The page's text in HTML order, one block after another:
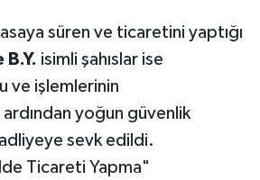
süren ve ticaretini yaptığı
B.Y. isimli şahıslar ise
ve işlemlerinin
ardından yoğun güvenlik
sevk edildi.
Ticareti Yapma"